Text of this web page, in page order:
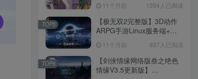
权后台+安卓+架设教程
11个月前 1394人已阅读
【极无双2完整版】3D动作
ARPG手游Linux服务端+全
+加解密工具+GM授权后台
+安卓+架设教程
11个月前 837人已阅读
TOP5
【剑侠情缘网络版叁之绝色
情缘V3.5更新版】
TOP6